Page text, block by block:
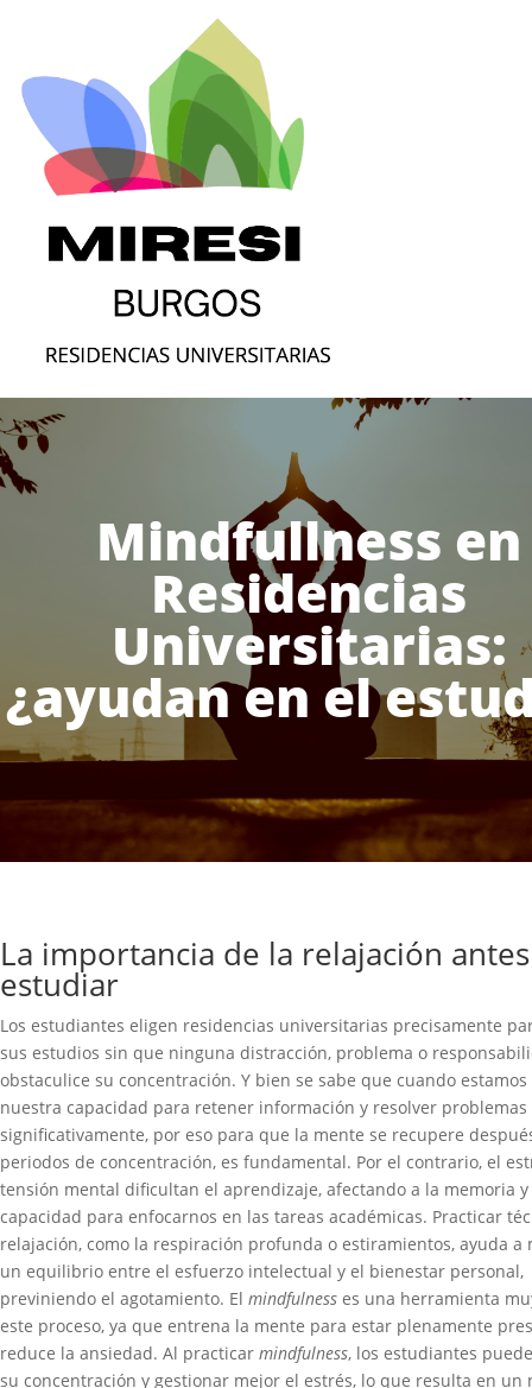
Mindfullness en
Residencias
Universitarias:
¿ayudan en el
La importancia de la relajación
estudiar
Los estudiantes eligen residencias universitarias precisamente
sus estudios sin que ninguna distracción, problema o
obstaculice su concentración. Y bien se sabe que cuando
nuestra capacidad para retener información y resolver problemas
significativamente, por eso para que la mente se recupere
periodos de concentración, es fundamental. Por el contrario, el
tensión mental dificultan el aprendizaje, afectando a la memoria
capacidad para enfocarnos en las tareas académicas. Practicar
relajación, como la respiración profunda o estiramientos, ayuda a
un equilibrio entre el esfuerzo intelectual y el bienestar personal,
previniendo el agotamiento. El mindfulness es una herramienta
este proceso, ya que entrena la mente para estar plenamente
reduce la ansiedad. Al practicar mindfulness, los estudiantes
su concentración y gestionar mejor el estrés, lo que resulta en un